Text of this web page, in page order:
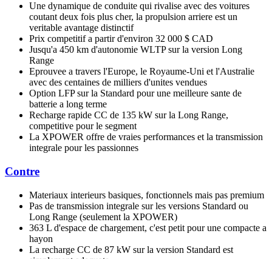
Une dynamique de conduite qui rivalise avec des voitures
coutant deux fois plus cher, la propulsion arriere est un
veritable avantage distinctif
Prix competitif a partir d'environ 32 000 $ CAD
Jusqu'a 450 km d'autonomie WLTP sur la version Long
Range
Eprouvee a travers l'Europe, le Royaume-Uni et l'Australie
avec des centaines de milliers d'unites vendues
Option LFP sur la Standard pour une meilleure sante de
batterie a long terme
Recharge rapide CC de 135 kW sur la Long Range,
competitive pour le segment
La XPOWER offre de vraies performances et la transmission
integrale pour les passionnes
Contre
Materiaux interieurs basiques, fonctionnels mais pas premium
Pas de transmission integrale sur les versions Standard ou
Long Range (seulement la XPOWER)
363 L d'espace de chargement, c'est petit pour une compacte a
hayon
La recharge CC de 87 kW sur la version Standard est